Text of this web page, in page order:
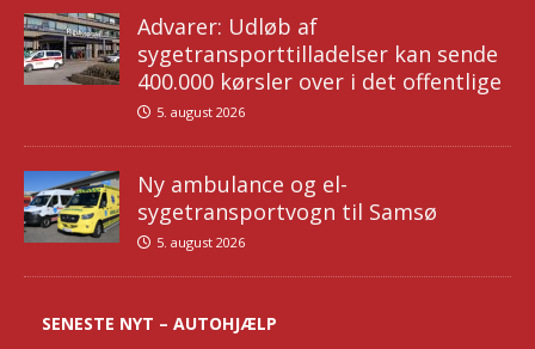
Advarer: Udløb af
sygetransporttilladelser kan sende
400.000 kørsler over i det offentlige
5. august 2026
Ny ambulance og el-
sygetransportvogn til Samsø
5. august 2026
SENESTE NYT – AUTOHJÆLP